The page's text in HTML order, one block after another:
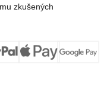
zkušených